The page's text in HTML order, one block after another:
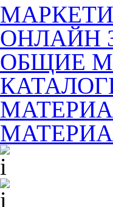
ОНЛАЙН
ОБЩИЕ